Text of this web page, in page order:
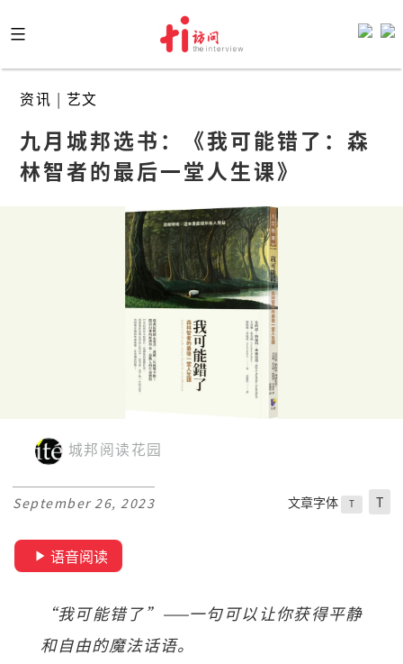
to
content
资讯 | 艺文
九月城邦选书：《我可能错了：森
林智者的最后一堂人生课》
城邦阅读花园
September 26, 2023 文章字体 T T
语音阅读
“我可能错了”——一句可以让你获得平静
和自由的魔法话语。